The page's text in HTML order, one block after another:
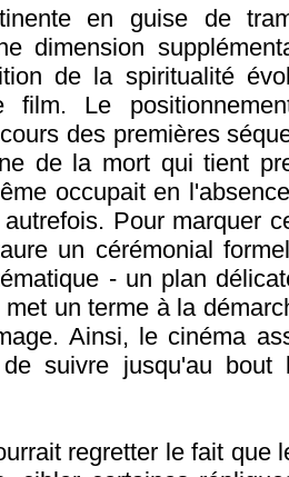
en guise de
dimension
de la spiritualité
film. Le
des premières
de la mort qui tient
occupait en
Pour marquer
un cérémonial
- un plan
un terme à la
Ainsi, le cinéma
suivre jusqu'au
regretter le fait que